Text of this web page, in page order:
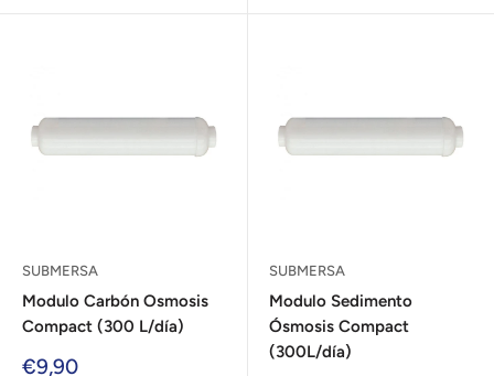
SUBMERSA
Modulo Carbón Osmosis
Compact (300 L/día)
Precio
€9,90
SUBMERSA
Modulo Sedimento
Ósmosis Compact
(300L/día)